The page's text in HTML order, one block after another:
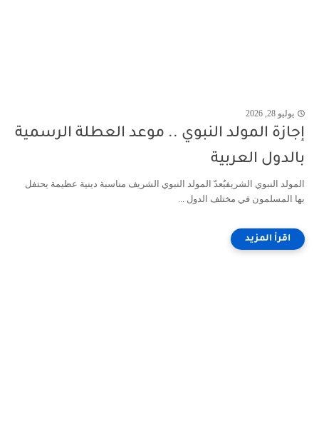
يوليو 28, 2026
إجازة المولد النبوي .. موعد العطلة الرسمية
بالدول العربية
المولد النبوي الشريفيُعدّ المولد النبوي الشريف مناسبة دينية عظيمة يحتفل
بها المسلمون في مختلف الدول ...